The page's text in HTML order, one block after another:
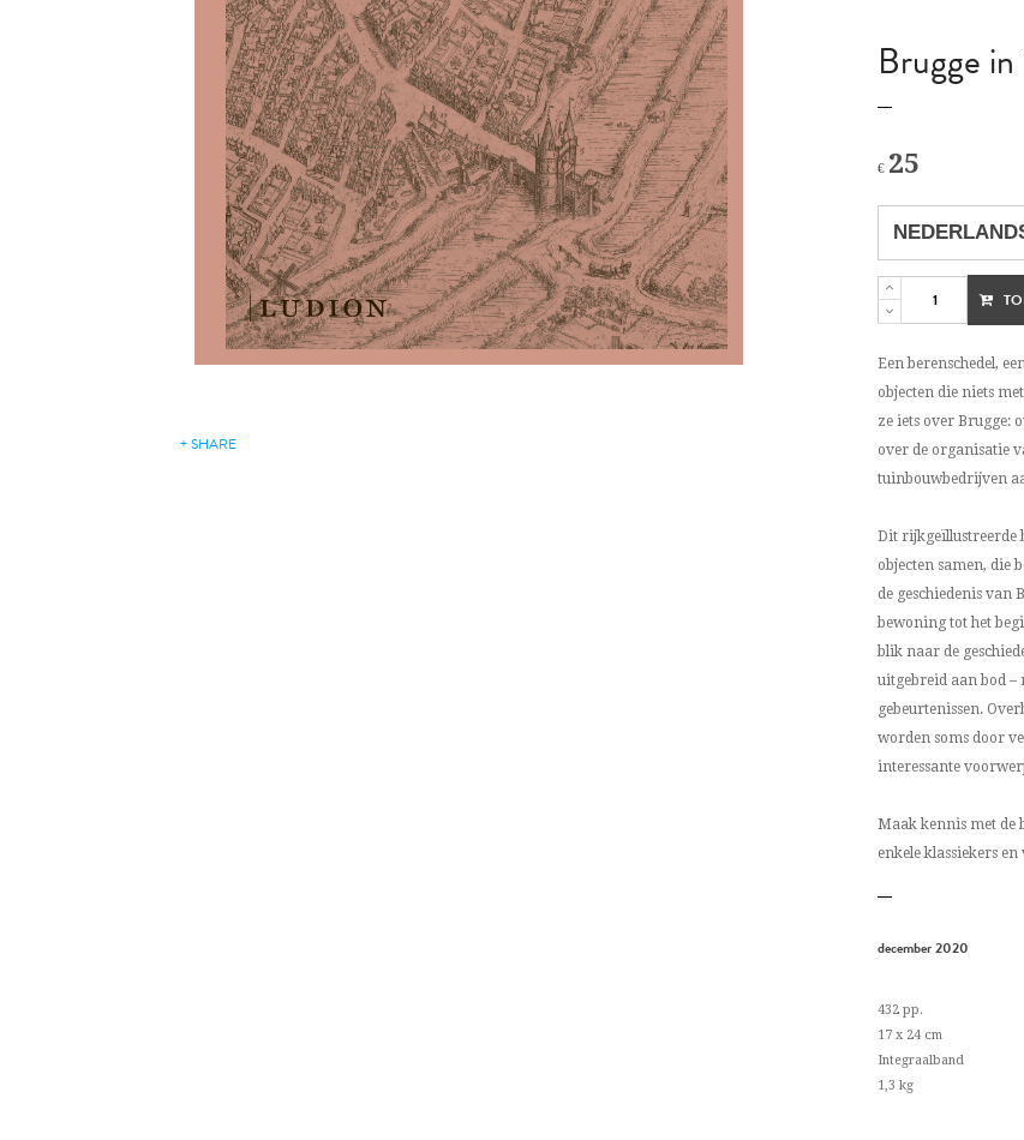
+ SHARE
Brugge
€ 25
Een berenschedel,
objecten die niets
ze iets over Brugge:
over de organisatie
tuinbouwbedrijven
Dit rijkgeïllustreerde
objecten samen, die
de geschiedenis van
bewoning tot het
blik naar de
uitgebreid aan bod –
gebeurtenissen.
worden soms door
interessante
Maak kennis met de
enkele klassiekers
december 2020
432 pp.
17 x 24 cm
Integraalband
1,3 kg